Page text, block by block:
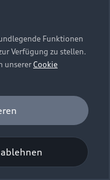
auf dieser
Funktionen
Verfügung zu stellen.
unsererCookie
wird (z. B.
Cookies
verwendet.